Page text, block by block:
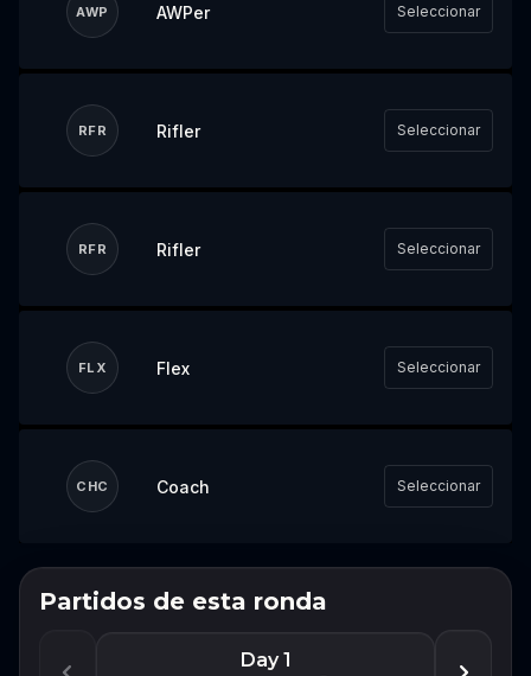
AWP AWPer Seleccionar
RFR Rifler Seleccionar
RFR Rifler Seleccionar
FLX Flex Seleccionar
CHC Coach Seleccionar
No te pierdas el próximo
Partidos de esta ronda
Day 1